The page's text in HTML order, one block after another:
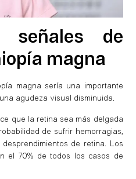
señales de
magna
magna sería una importante
agudeza visual disminuida.
que la retina sea más delgada
de sufrir hemorragias,
de retina. Los
el 70% de todos los casos de